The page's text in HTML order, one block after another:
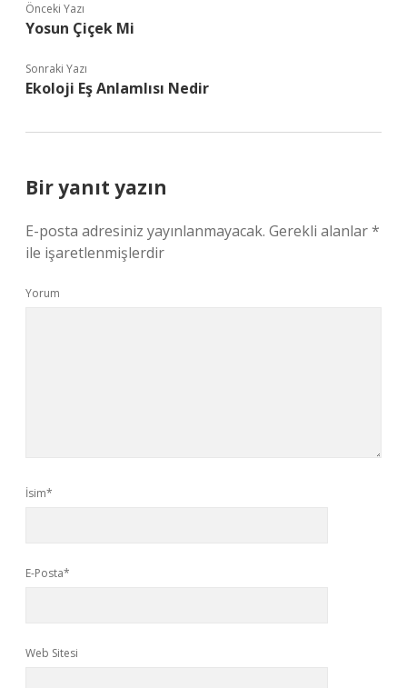
Önceki Yazı
Yosun Çiçek Mi
Sonraki Yazı
Ekoloji Eş Anlamlısı Nedir
Bir yanıt yazın
E-posta adresiniz yayınlanmayacak. Gerekli alanlar*
ile işaretlenmişlerdir
Yorum
İsim*
E-Posta*
Web Sitesi